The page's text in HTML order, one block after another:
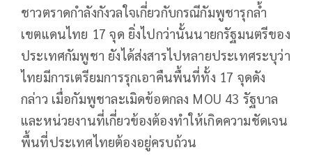
ชาวตราดกำลังกังวลใจเกี่ยวกับกรณีกัมพูชารุกล้ำ
เขตแดนไทย 17 จุด ยิ่งไปกว่านั้นนายกรัฐมนตรีของ
ประเทศกัมพูชา ยังได้ส่งสารไปหลายประเทศระบุว่า
ไทยมีการเตรียมการรุกเอาคืนพื้นที่ทั้ง 17 จุดดัง
กล่าว เมื่อกัมพูชาละเมิดข้อตกลง MOU 43 รัฐบาล
และหน่วยงานที่เกี่ยวข้องต้องทำให้เกิดความชัดเจน
พื้นที่ประเทศไทยต้องอยู่ครบถ้วน